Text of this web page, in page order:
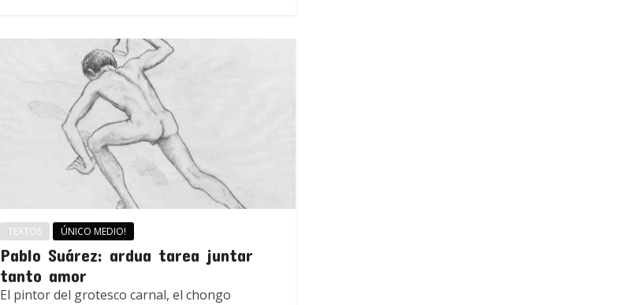
TEXTOS ÚNICO MEDIO!
Pablo Suárez: ardua tarea juntar
tanto amor
El pintor del grotesco carnal, el chongo